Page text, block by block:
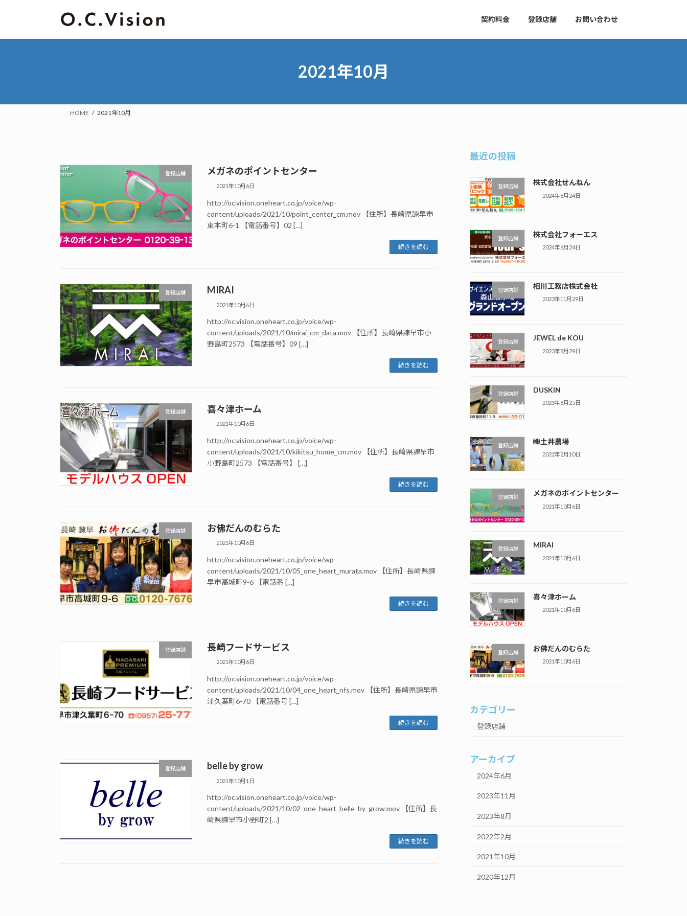
契約料金 登録店舗 お問い合わせ
2021年10月
HOME 2021年10月
登録店舗 メガネのポイントセンター
2021年10月6日
http://oc.vision.oneheart.co.jp/voice/wp-
content/uploads/2021/10/point_center_cm.mov 【住所】長崎県諫早市
東本町6-1 【電話番号】02 […]
続きを読む
登録店舗 MIRAI
2021年10月6日
http://oc.vision.oneheart.co.jp/voice/wp-
content/uploads/2021/10/mirai_cm_data.mov 【住所】長崎県諌早市小
野島町2573 【電話番号】09 […]
続きを読む
登録店舗 喜々津ホーム
2021年10月6日
http://oc.vision.oneheart.co.jp/voice/wp-
content/uploads/2021/10/kikitsu_home_cm.mov 【住所】長崎県諌早市
小野島町2573 【電話番号】 […]
続きを読む
登録店舗 お佛だんのむらた
2021年10月6日
http://oc.vision.oneheart.co.jp/voice/wp-
content/uploads/2021/10/05_one_heart_murata.mov 【住所】長崎県諫
早市高城町9-6 【電話番 […]
続きを読む
登録店舗 長崎フードサービス
2021年10月6日
http://oc.vision.oneheart.co.jp/voice/wp-
content/uploads/2021/10/04_one_heart_nfs.mov 【住所】長崎県諫早市
津久葉町6-70 【電話番号 […]
続きを読む
登録店舗 belle by grow
2021年10月1日
http://oc.vision.oneheart.co.jp/voice/wp-
content/uploads/2021/10/02_one_heart_belle_by_grow.mov 【住所】長
崎県諫早市小野町2 […]
続きを読む
最近の投稿
登録店舗 株式会社せんねん
2024年6月24日
登録店舗 株式会社フォーエス
2024年6月24日
登録店舗 相川工務店株式会社
2023年11月29日
登録店舗 JEWEL de KOU
2023年8月29日
登録店舗 DUSKIN
2023年8月25日
登録店舗 ㈱土井農場
2022年2月10日
登録店舗 メガネのポイントセンター
2021年10月6日
登録店舗 MIRAI
2021年10月6日
登録店舗 喜々津ホーム
2021年10月6日
登録店舗 お佛だんのむらた
2021年10月6日
カテゴリー
登録店舗
アーカイブ
2024年6月
2023年11月
2023年8月
2022年2月
2021年10月
2020年12月